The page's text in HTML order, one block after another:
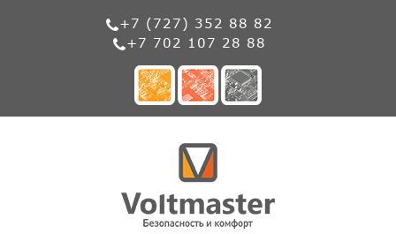
+7 (727) 352 88 82
+7 702 107 28 88